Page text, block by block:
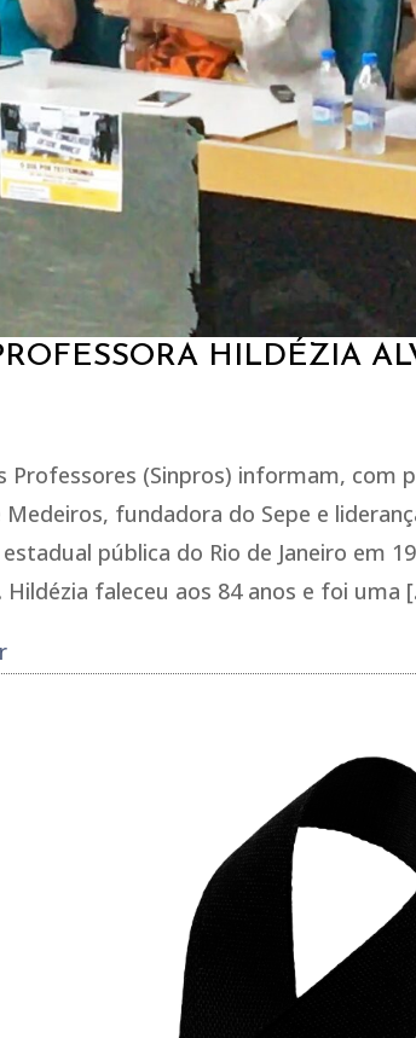
HILDÉZIA
Professores (Sinpros) informam, com
fundadora do Sepe e
pública do Rio de Janeiro em
faleceu aos 84 anos e foi uma